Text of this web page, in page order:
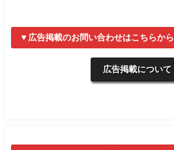
▼広告掲載のお問い合わせはこちらから
広告掲載について